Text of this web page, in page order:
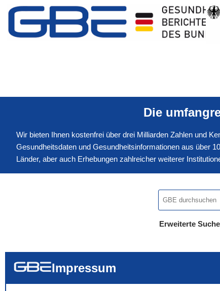
Die
Wir bieten Ihnen kostenfrei über drei Milliarden Zahlen und
Gesundheitsdaten und Gesundheitsinformationen aus über
Länder, aber auch Erhebungen zahlreicher weiterer
Erweiterte Suche
Impressum